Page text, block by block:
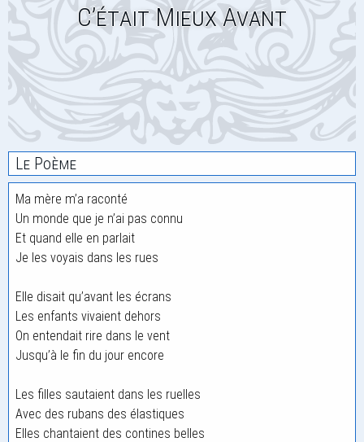
C’était Mieux Avant
Le Poème
Ma mère m’a raconté
Un monde que je n’ai pas connu
Et quand elle en parlait
Je les voyais dans les rues
Elle disait qu’avant les écrans
Les enfants vivaient dehors
On entendait rire dans le vent
Jusqu’à le fin du jour encore
Les filles sautaient dans les ruelles
Avec des rubans des élastiques
Elles chantaient des contines belles